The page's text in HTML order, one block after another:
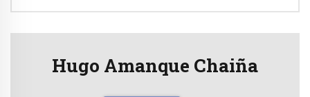
Hugo Amanque Chaiña